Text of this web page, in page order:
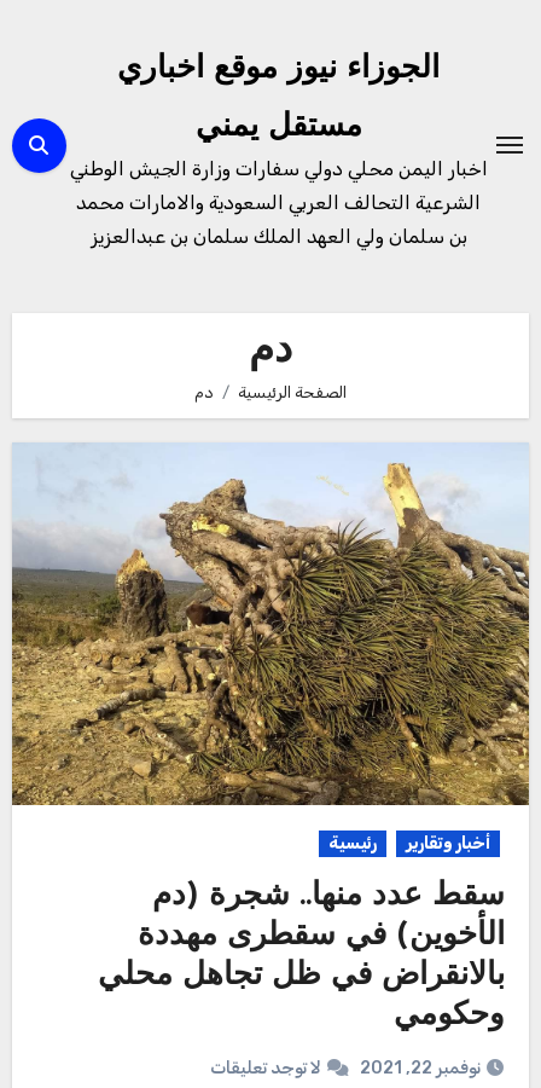
الجوزاء نيوز موقع اخباري
مستقل يمني
اخبار اليمن محلي دولي سفارات وزارة الجيش الوطني
الشرعية التحالف العربي السعودية والامارات محمد
بن سلمان ولي العهد الملك سلمان بن عبدالعزيز
دم
الصفحة الرئيسية دم
أخبار وتقارير رئيسية
سقط عدد منها.. شجرة (دم
الأخوين) في سقطرى مهددة
بالانقراض في ظل تجاهل محلي
وحكومي
نوفمبر 22, 2021 لا توجد تعليقات